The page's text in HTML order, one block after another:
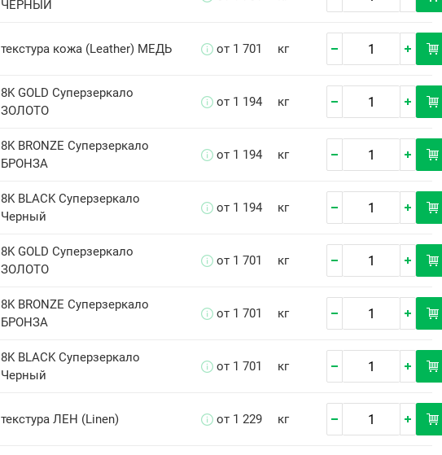
ЧЕРНЫЙ
текстура кожа (Leather) МЕДЬ от 1 701 кг
8K GOLD Суперзеркало
ЗОЛОТО
от 1 194 кг
8K BRONZE Суперзеркало
БРОНЗА
от 1 194 кг
8K BLACK Суперзеркало
Черный
от 1 194 кг
8K GOLD Суперзеркало
ЗОЛОТО
от 1 701 кг
8K BRONZE Суперзеркало
БРОНЗА
от 1 701 кг
8K BLACK Суперзеркало
Черный
от 1 701 кг
текстура ЛЕН (Linen) от 1 229 кг